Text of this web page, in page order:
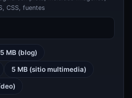
CSS, fuentes
MB (blog)
5 MB (sitio multimedia)